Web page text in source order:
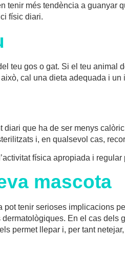
tenir més tendència a guanyar
físic diari.
teu gos o gat. Si el teu animal
cal una dieta adequada i
que ha de ser menys
i, en qualsevol cas,
física apropiada i
mascota
tenir serioses implicacions
En el cas
permet llepar i, per tant